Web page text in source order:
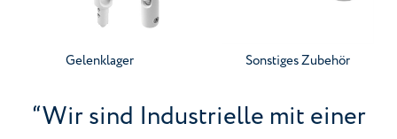
Gelenklager Sonstiges Zubehör
“Wir sind Industrielle mit einer